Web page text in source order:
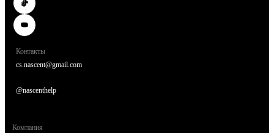
Контакты
cs.nascent@gmail.com
@nascenthelp
Компания